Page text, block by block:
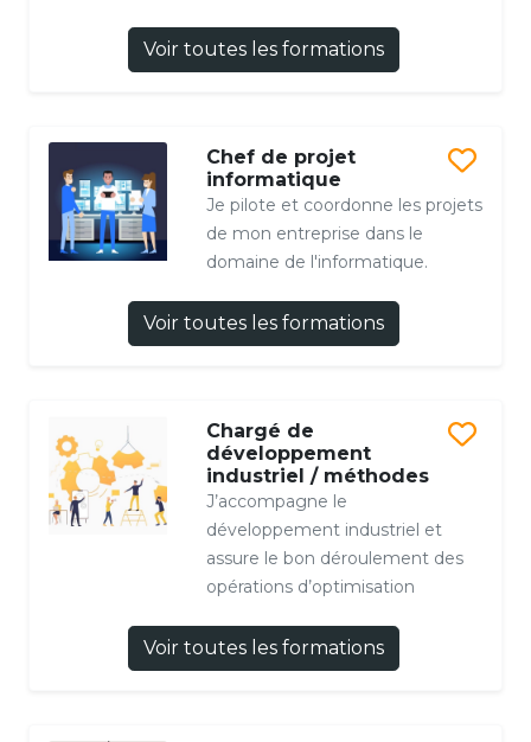
Voir toutes les formations
Chef de projet
informatique
Je pilote et coordonne les projets
de mon entreprise dans le
domaine de l'informatique.
Voir toutes les formations
Chargé de
développement
industriel / méthodes
J’accompagne le
développement industriel et
assure le bon déroulement des
opérations d’optimisation
Voir toutes les formations